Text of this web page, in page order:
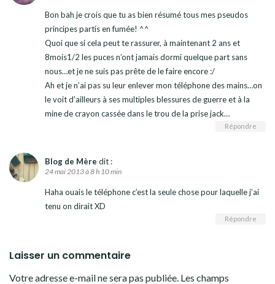
Bon bah je crois que tu as bien résumé tous mes pseudos
principes partis en fumée! ^^
Quoi que si cela peut te rassurer, à maintenant 2 ans et
8mois1/2 les puces n’ont jamais dormi quelque part sans
nous…et je ne suis pas prête de le faire encore :/
Ah et je n’ai pas su leur enlever mon téléphone des mains…on
le voit d’ailleurs à ses multiples blessures de guerre et à la
mine de crayon cassée dans le trou de la prise jack…
Répondre
Blog de Mère dit :
24 mai 2013 à 8 h 10 min
Haha ouais le téléphone c’est la seule chose pour laquelle j’ai
tenu on dirait XD
Répondre
Laisser un commentaire
Votre adresse e-mail ne sera pas publiée. Les champs